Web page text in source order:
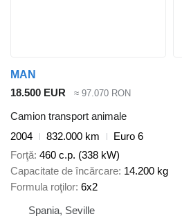
MAN
18.500 EUR
≈ 97.070 RON
Camion transport animale
2004
832.000 km
Euro 6
Forţă 460 c.p. (338 kW)
Capacitate de încărcare 14.200 kg
Formula roţilor 6x2
Spania, Seville